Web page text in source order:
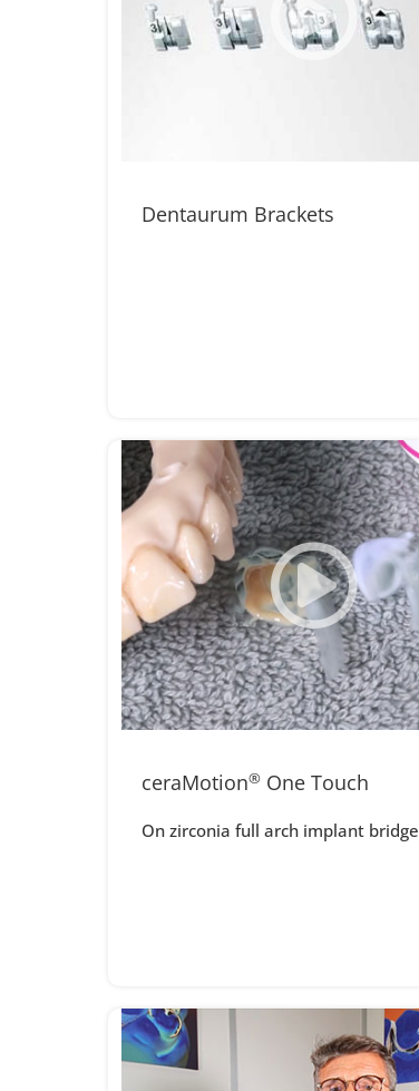
Dentaurum Brackets
ceraMotion® One Touch
On zirconia full arch implant bridge